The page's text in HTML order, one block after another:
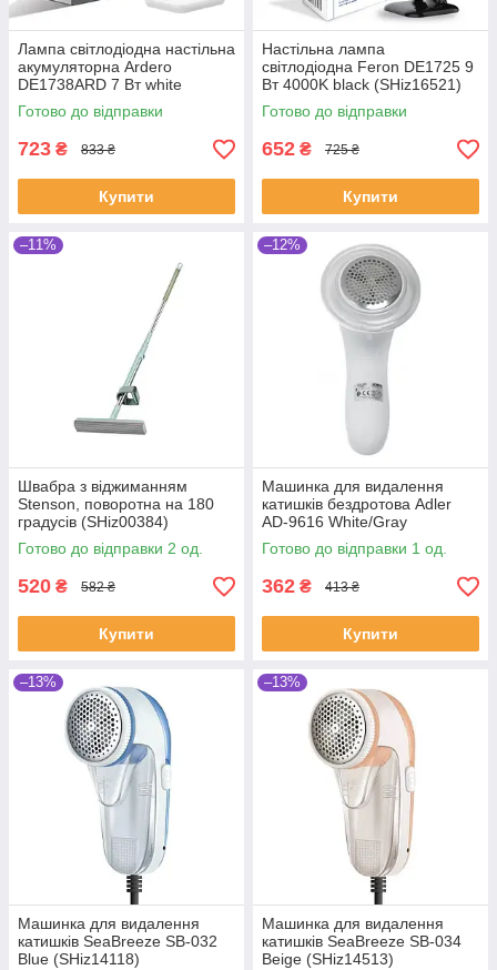
Лампа світлодіодна настільна
акумуляторна Ardero
DE1738ARD 7 Вт white
(SHiz16164)
Готово до відправки
723 ₴ 833 ₴
Купити
Настільна лампа
світлодіодна Feron DE1725 9
Вт 4000K black (SHiz16521)
Готово до відправки
652 ₴ 725 ₴
Купити
–11%
Швабра з віджиманням
Stenson, поворотна на 180
градусів (SHiz00384)
Готово до відправки 2 од.
520 ₴ 582 ₴
Купити
–12%
Машинка для видалення
катишків бездротова Adler
AD-9616 White/Gray
(SH118688)
Готово до відправки 1 од.
362 ₴ 413 ₴
Купити
–13%
Машинка для видалення
катишків SeaBreeze SB-032
Blue (SHiz14118)
–13%
Машинка для видалення
катишків SeaBreeze SB-034
Beige (SHiz14513)